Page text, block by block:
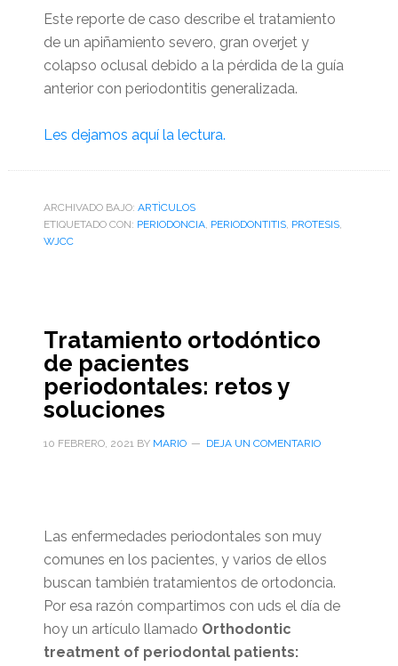
Este reporte de caso describe el tratamiento
de un apiñamiento severo, gran overjet y
colapso oclusal debido a la pérdida de la guía
anterior con periodontitis generalizada.
Les dejamos aquí la lectura.
ARCHIVADO BAJO: ARTÌCULOS
ETIQUETADO CON: PERIODONCIA, PERIODONTITIS, PROTESIS,
WJCC
Tratamiento ortodóntico
de pacientes
periodontales: retos y
soluciones
10 FEBRERO, 2021BY MARIO DEJA UN COMENTARIO
Las enfermedades periodontales son muy
comunes en los pacientes, y varios de ellos
buscan también tratamientos de ortodoncia.
Por esa razón compartimos con uds el día de
hoy un artículo llamado Orthodontic
treatment of periodontal patients: